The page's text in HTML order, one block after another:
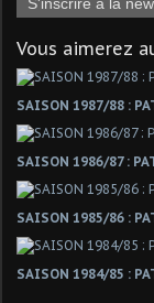
Vous aimerez
SAISON 1987/88 :
SAISON 1986/87 :
SAISON 1985/86 :
SAISON 1984/85 :